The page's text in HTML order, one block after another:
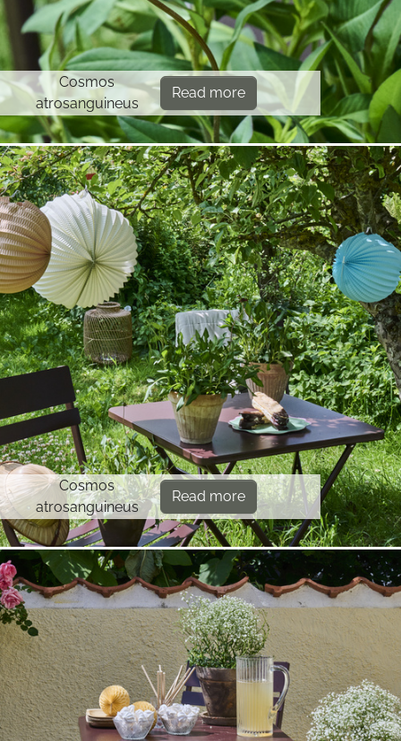
Cosmos
atrosanguineus
Read more
Cosmos
atrosanguineus
Read more